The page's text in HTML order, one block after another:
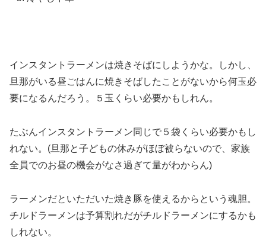
インスタントラーメンは焼きそばにしようかな。しかし、
旦那がいる昼ごはんに焼きそばしたことがないから何玉必
要になるんだろう。５玉くらい必要かもしれん。
たぶんインスタントラーメン同じで５袋くらい必要かもし
れない。(旦那と子どもの休みがほぼ被らないので、家族
全員でのお昼の機会がなさ過ぎて量がわからん)
ラーメンだといただいた焼き豚を使えるからという魂胆。
チルドラーメンは予算割れだがチルドラーメンにするかも
しれない。